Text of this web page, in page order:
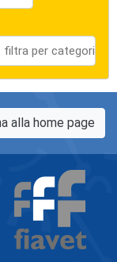
alla home page